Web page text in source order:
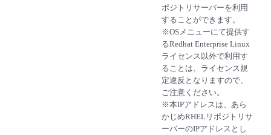
ポジトリサーバーを利用
することができます。
※OSメニューにて提供す
るRedhat Enterprise Linux
ライセンス以外で利用す
ることは、ライセンス規
定違反となりますので、
ご注意ください。
※本IPアドレスは、あら
かじめRHELリポジトリサ
ーバーのIPアドレスとし